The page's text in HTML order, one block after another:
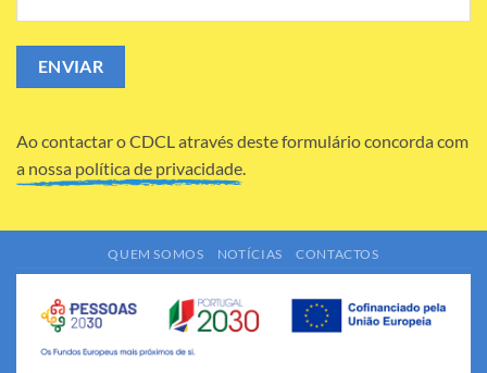
Ao contactar o CDCL através deste formulário concorda com
a nossa política de privacidade.
QUEM SOMOS NOTÍCIAS CONTACTOS